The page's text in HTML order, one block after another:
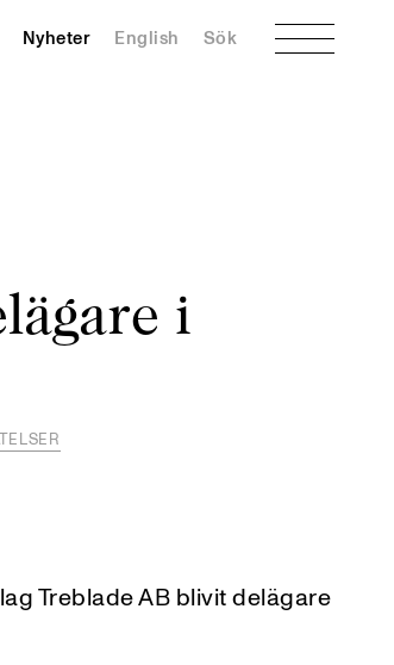
Nyheter English Sök Meny
i
Treblade AB blivit delägare